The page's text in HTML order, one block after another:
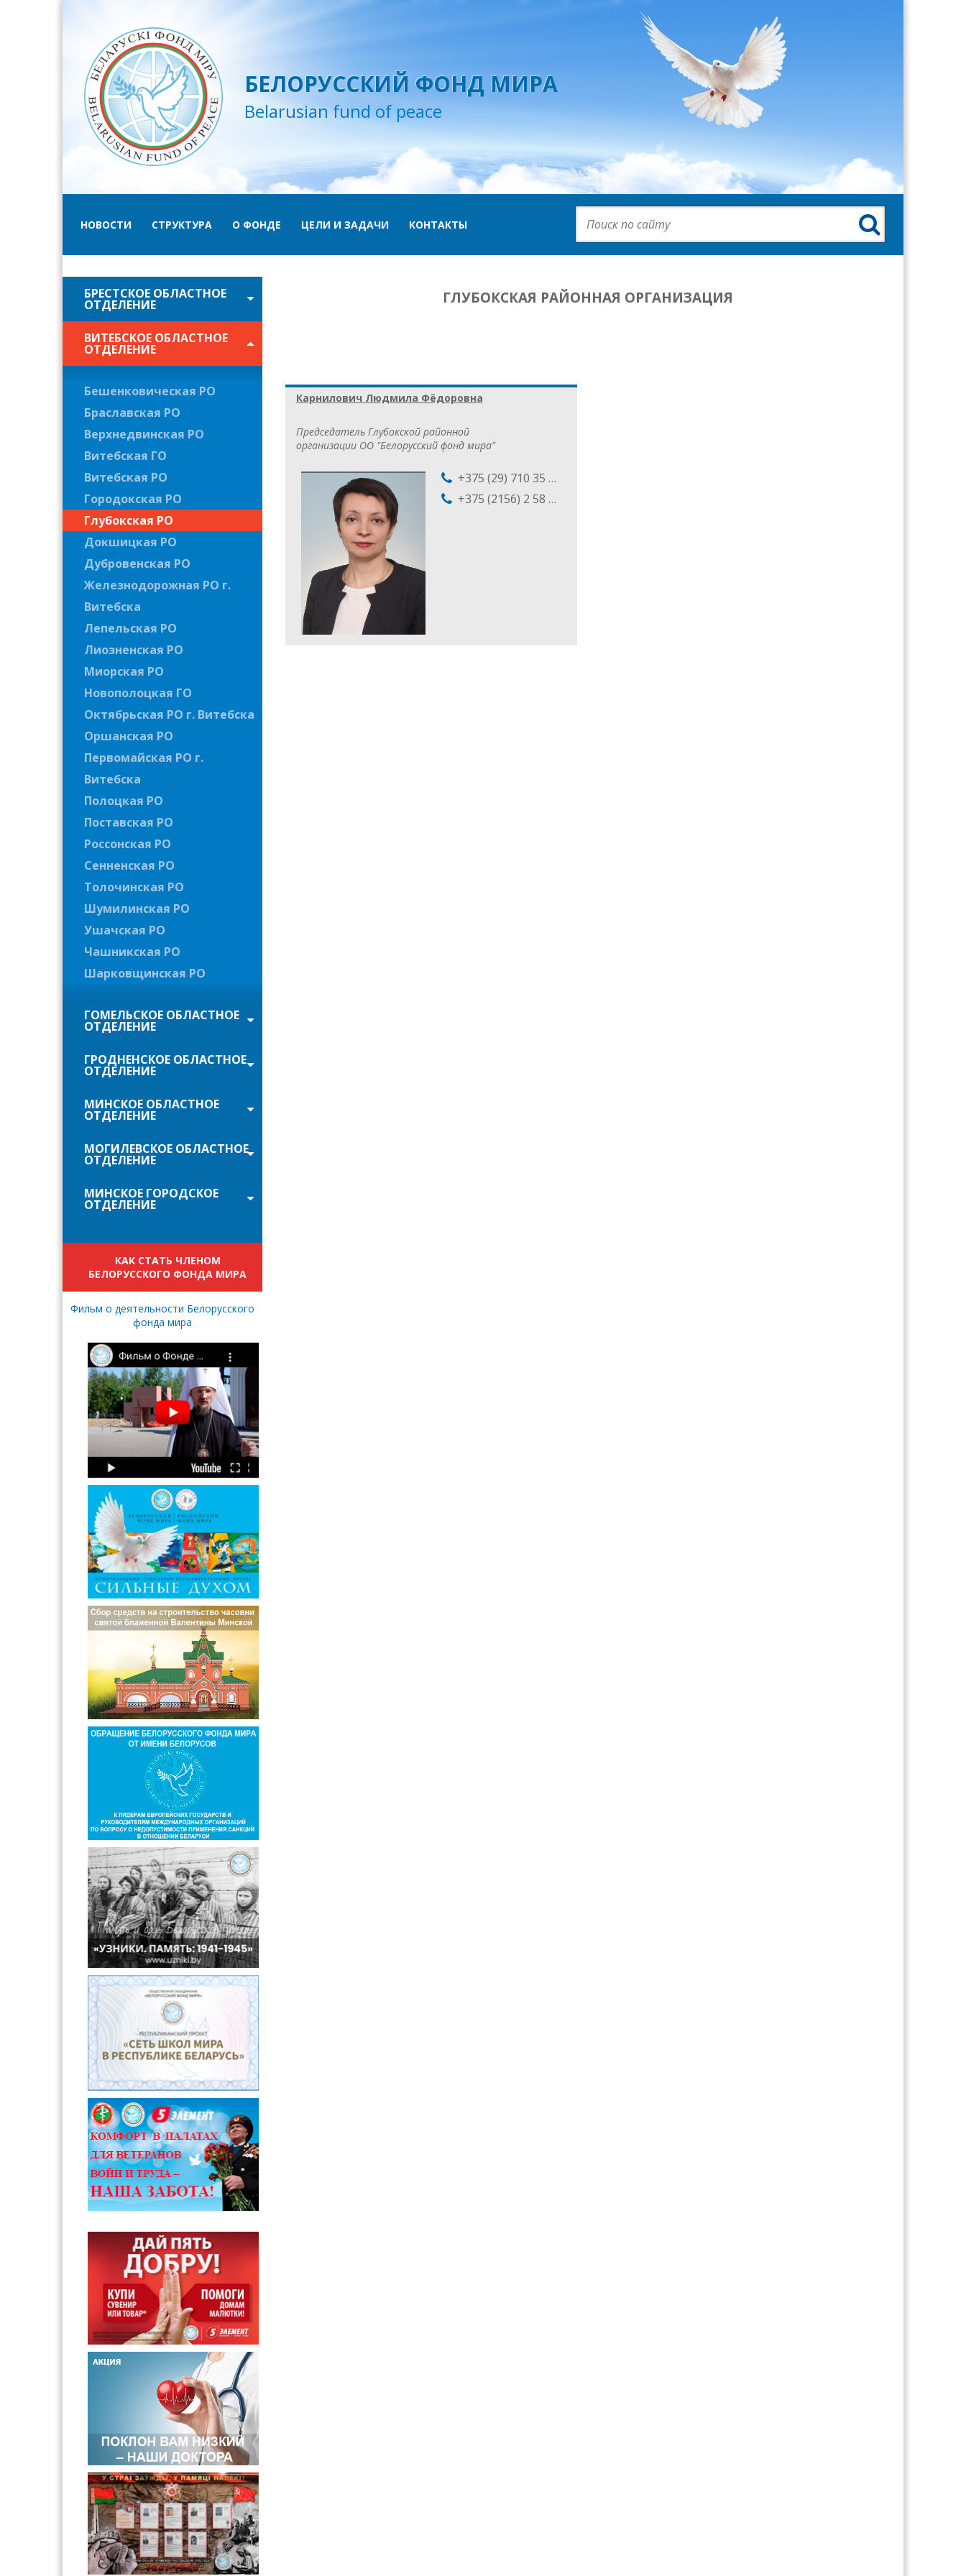
БЕЛОРУССКИЙ ФОНД МИРА
Belarusian fund of peace
НОВОСТИ СТРУКТУРА О ФОНДЕ ЦЕЛИ И ЗАДАЧИ КОНТАКТЫ 
БРЕСТСКОЕ ОБЛАСТНОЕ
ОТДЕЛЕНИЕ
ВИТЕБСКОЕ ОБЛАСТНОЕ
ОТДЕЛЕНИЕ
Бешенковическая РО
Браславская РО
Верхнедвинская РО
Витебская ГО
Витебская РО
Городокская РО
Глубокская РО
Докшицкая РО
Дубровенская РО
Железнодорожная РО г.
Витебска
Лепельская РО
Лиозненская РО
Миорская РО
Новополоцкая ГО
Октябрьская РО г. Витебска
Оршанская РО
Первомайская РО г.
Витебска
Полоцкая РО
Поставская РО
Россонская РО
Сенненская РО
Толочинская РО
Шумилинская РО
Ушачская РО
Чашникская РО
Шарковщинская РО
ГОМЕЛЬСКОЕ ОБЛАСТНОЕ
ОТДЕЛЕНИЕ
ГРОДНЕНСКОЕ ОБЛАСТНОЕ
ОТДЕЛЕНИЕ
МИНСКОЕ ОБЛАСТНОЕ
ОТДЕЛЕНИЕ
МОГИЛЕВСКОЕ ОБЛАСТНОЕ
ОТДЕЛЕНИЕ
МИНСКОЕ ГОРОДСКОЕ
ОТДЕЛЕНИЕ
КАК СТАТЬ ЧЛЕНОМ
БЕЛОРУССКОГО ФОНДА МИРА
Фильм о деятельности Белорусского
фонда мира
ГЛУБОКСКАЯ РАЙОННАЯ ОРГАНИЗАЦИЯ
Карнилович Людмила Фёдоровна
Председатель Глубокской районной
организации ОО "Белорусский фонд мира"
+375 (29) 710 35 61
+375 (2156) 2 58 69